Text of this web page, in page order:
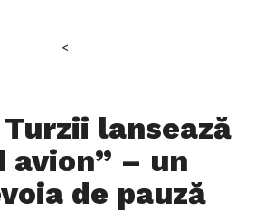
<
lansează
avion” – un
de pauză